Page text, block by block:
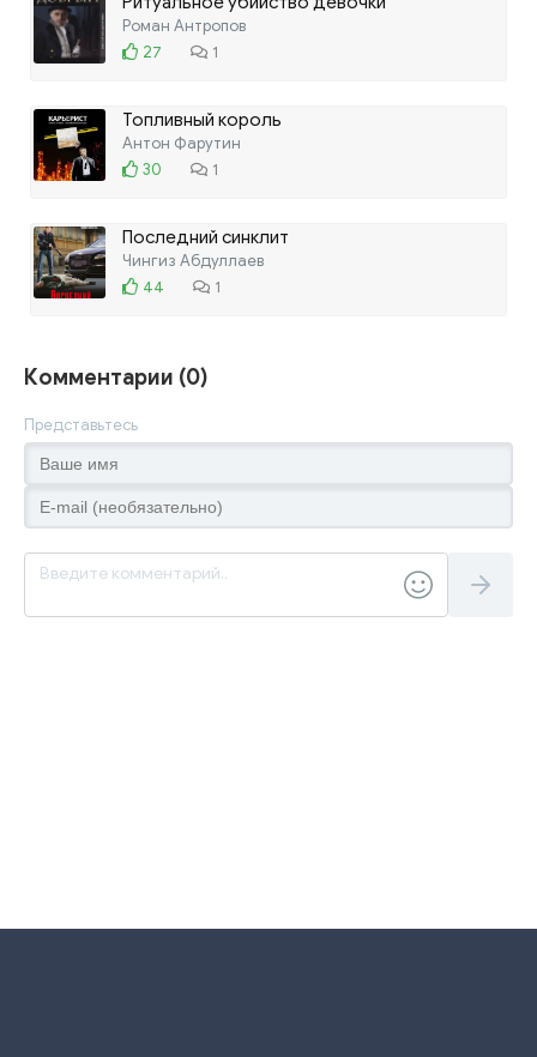
Роман Антропов
27
1
Топливный король
Антон Фарутин
30
1
Последний синклит
Чингиз Абдуллаев
44
1
Комментарии (0)
Представьтесь